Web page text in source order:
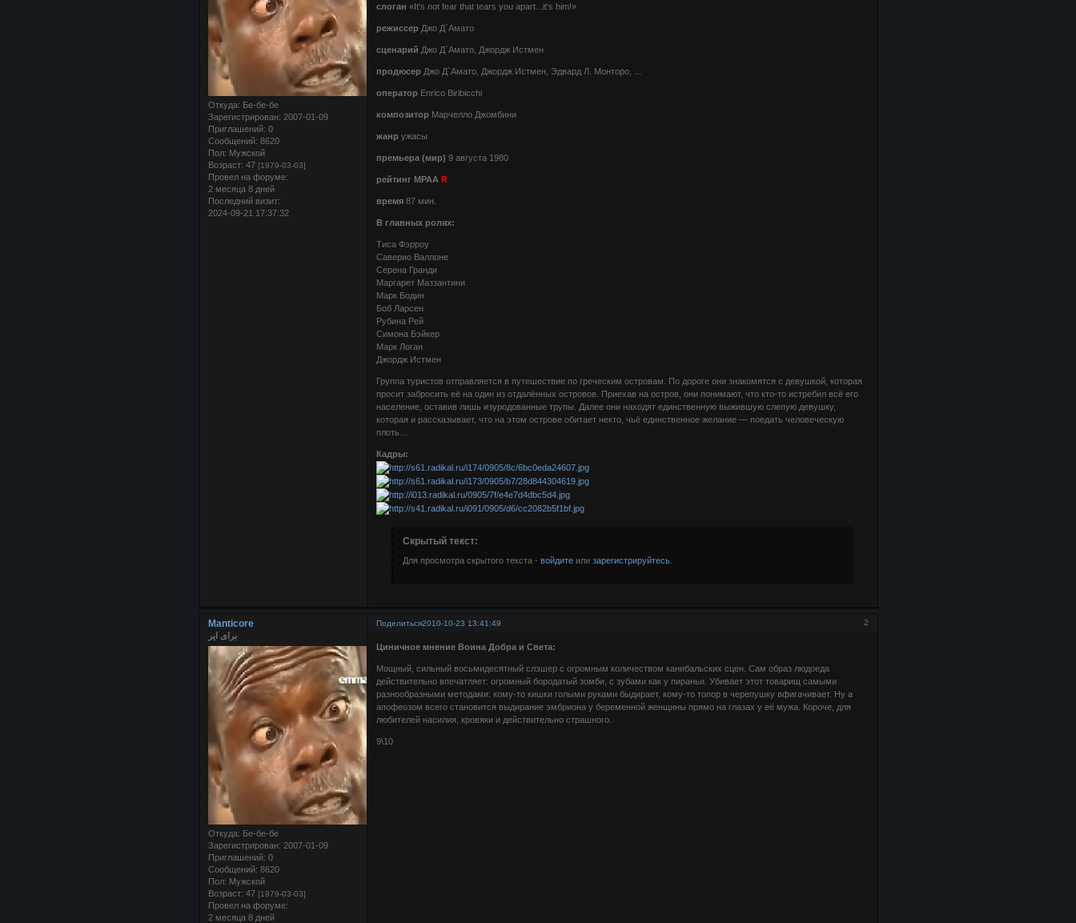
Откуда: Бе-бе-бе
Зарегистрирован: 2007-01-09
Приглашений: 0
Сообщений: 8620
Пол: Мужской
Возраст: 47 [1979-03-03]
Провел на форуме:
2 месяца 8 дней
Последний визит:
2024-09-21 17:37:32
слоган «It's not fear that tears you apart...it's him!»
режиссер Джо Д`Амато
сценарий Джо Д`Амато, Джордж Истмен
продюсер Джо Д`Амато, Джордж Истмен, Эдвард Л. Монторо, ...
оператор Enrico Biribicchi
композитор Марчелло Джомбини
жанр ужасы
премьера (мир) 9 августа 1980
рейтинг MPAA R
время87 мин.
В главных ролях:
Тиса Фэрроу
Саверио Валлоне
Серена Гранди
Маргарет Маззантини
Марк Бодин
Боб Ларсен
Рубина Рей
Симона Бэйкер
Марк Логан
Джордж Истмен
Группа туристов отправляется в путешествие по греческим островам. По дороге они знакомятся с девушкой, которая
просит забросить её на один из отдалённых островов. Приехав на остров, они понимают, что кто-то истребил всё его
население, оставив лишь изуродованные трупы. Далее они находят единственную выжившую слепую девушку,
которая и рассказывает, что на этом острове обитает некто, чьё единственное желание — поедать человеческую
плоть…
Кадры:
Скрытый текст:
Для просмотра скрытого текста -войдите илизарегистрируйтесь
Поделиться 2
2010-10-23 13:41:49
Manticore
برای ایر
Откуда: Бе-бе-бе
Зарегистрирован: 2007-01-09
Приглашений: 0
Сообщений: 8620
Пол: Мужской
Возраст: 47 [1979-03-03]
Провел на форуме:
2 месяца 8 дней
Циничное мнение Воина Добра и Света:
Мощный, сильный восьмидесятный слэшер с огромным количеством канибальских сцен. Сам образ людоеда
действительно впечатляет: огромный бородатый зомби, с зубами как у пираньи. Убивает этот товарищ самыми
разнообразными методами: кому-то кишки голыми руками быдирает, кому-то топор в черепушку вфигачивает. Ну а
апофеозом всего становится выдирание эмбриона у беременной женщины прямо на глазах у её мужа. Короче, для
любителей насилия, кровяки и действительно страшного.
9\10